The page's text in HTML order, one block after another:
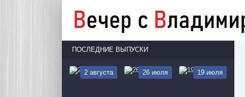
ПОСЛЕДНИЕ ВЫПУСКИ
2 августа 26 июля 19 июля